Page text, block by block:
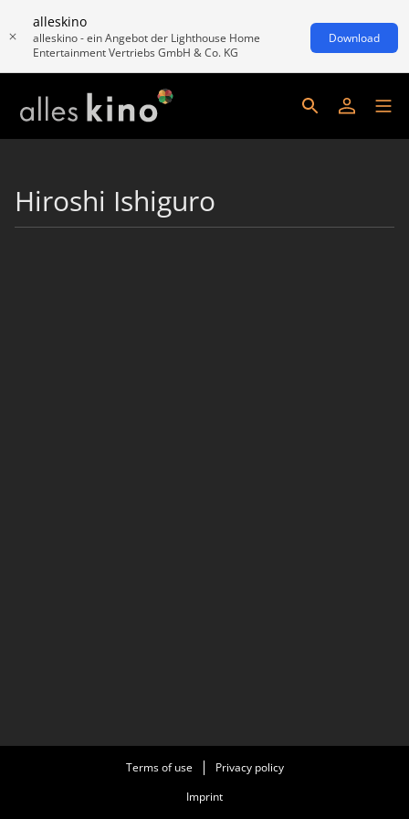
alleskino
alleskino - ein Angebot der Lighthouse Home
Entertainment Vertriebs GmbH & Co. KG
Download
Hiroshi Ishiguro
Terms of use
Privacy policy
Imprint